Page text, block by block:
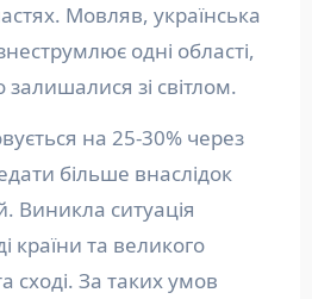
Мовляв, українська
одні області,
зі світлом.
на 25-30% через
більше внаслідок
Виникла ситуація
країни та великого
сході. За таких умов